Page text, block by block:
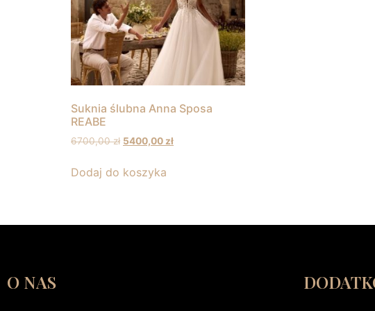
Suknia ślubna Anna Sposa
REABE
6700,00zł 5400,00 zł
Dodaj do koszyka
O NAS